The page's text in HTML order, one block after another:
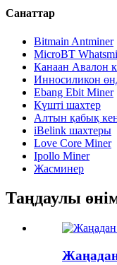
Санаттар
Bitmain Antminer
MicroBT
Канаан Авалон
Инносиликон
Ebang Ebit Miner
Күшті шахтер
Алтын қабық
iBelink шахтеры
Love Core Miner
Ipollo Miner
Жасминер
Таңдаулы
Жаңадан